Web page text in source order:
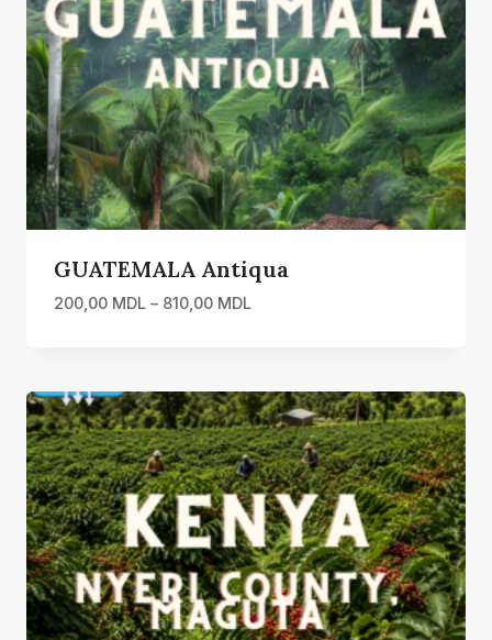
GUATEMALA Antiqua
200,00 MDL – 810,00 MDLInterval
până
la
810,00 MDL